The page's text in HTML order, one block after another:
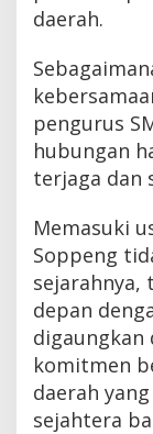
daerah.
pengurus
hubungan
terjaga dan
Memasuki
Soppeng
sejarahnya,
depan
digaungkan
komitmen
daerah
sejahtera